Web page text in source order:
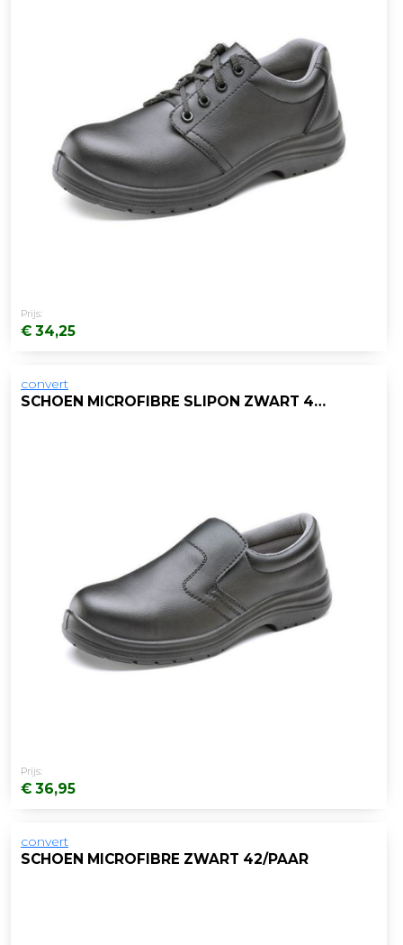
Prijs:
€ 34,25
convert
SCHOEN MICROFIBRE SLIPON ZWART 44/PAAR
Prijs:
€ 36,95
convert
SCHOEN MICROFIBRE ZWART 42/PAAR